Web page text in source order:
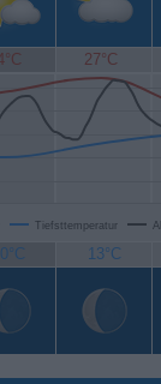
27°C
Tiefsttemperatur
13°C